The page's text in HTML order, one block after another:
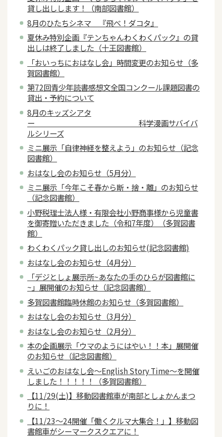
貸し出しします！（南部図書館）
8月のひたちシネマ 『飛べ！ダコタ』
夏休み特別企画『テンちゃんわくわくパック』の貸
出しは終了しました（十王図書館）
「おいっちにおはなし会」時間変更のお知らせ（多
賀図書館）
第72回青少年読書感想文全国コンクール課題図書の
貸出・予約について
8月のキッズシアタ
ー 科学漫画サバイバ
ルシリーズ
ミニ展示「自律神経を整えよう」のお知らせ（記念
図書館）
おはなし会のお知らせ（5月分）
ミニ展示「今年こそ春から断・捨・離」のお知らせ
（記念図書館）
小野税理士法人様・有限会社小野商事様から児童書
を御寄贈いただきました（令和7年度）（多賀図書
館）
わくわくパック貸し出しのお知らせ(記念図書館)
おはなし会のお知らせ（4月分）
「デジとしょ展示所~あなたの手のひらが図書館に
~」展開催のお知らせ（記念図書館）
多賀図書館臨時休館のお知らせ（多賀図書館）
おはなし会のお知らせ（3月分）
おはなし会のお知らせ（2月分）
本の企画展示「ウマのようにはやい！！本」展開催
のお知らせ（記念図書館）
えいごのおはなし会～English Story Time～を開催
しました！！！！！（多賀図書館）
【11/29(土)】移動図書館車が南部としょかんまつ
りに！
【11/23～24開催「働くクルマ大集合！」】移動図
書館車がシーマークスクエアに！